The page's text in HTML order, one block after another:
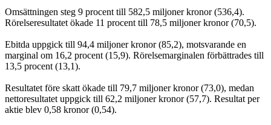
Omsättningen steg 9 procent till 582,5 miljoner kronor (536,4).
Rörelseresultatet ökade 11 procent till 78,5 miljoner kronor (70,5).
Ebitda uppgick till 94,4 miljoner kronor (85,2), motsvarande en
marginal om 16,2 procent (15,9). Rörelsemarginalen förbättrades till
13,5 procent (13,1).
Resultatet före skatt ökade till 79,7 miljoner kronor (73,0), medan
nettoresultatet uppgick till 62,2 miljoner kronor (57,7). Resultat per
aktie blev 0,58 kronor (0,54).